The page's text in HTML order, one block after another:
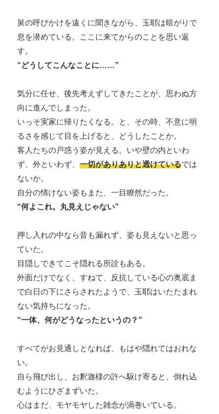
舅の呼びかけを遠くに聞きながら、玉耶は暗がりで
息を潜めている。ここに来てからのことを思い返
す。
“どうしてこんなことに……”
気分に任せ、後先考えずしてきたことが、思わぬ方
向に進んでしまった。
いっそ実家に帰りたくなる。と、その時、不意に明
るさを感じて目を上げると、どうしたことか。
客人たちの戸惑う姿が見える。いや壁の内といわ
ず、外といわず、 一切がありありと透けているでは
ないか。
自分の情けない姿もまた、一目瞭然だった。
“何よこれ。丸見えじゃない”
押し入れの中なら音も漏れず、姿も見えないと思っ
ていた。
目隠しできてこそ隠れる所詮もある。
外面だけでなく、すねて、反抗している心の奥底ま
で白日の下にさらされたようで、玉耶はいたたまれ
ない気持ちになった。
“一体、何がどうなったというの？”
すべてがお見通しとなれば、もはや隠れてはおれな
い。
自ら飛び出し、お釈迦様の許へ駆け寄ると、倒れ込
むようにひざまずいた。
心はまだ、モヤモヤした雑念が渦巻いている。